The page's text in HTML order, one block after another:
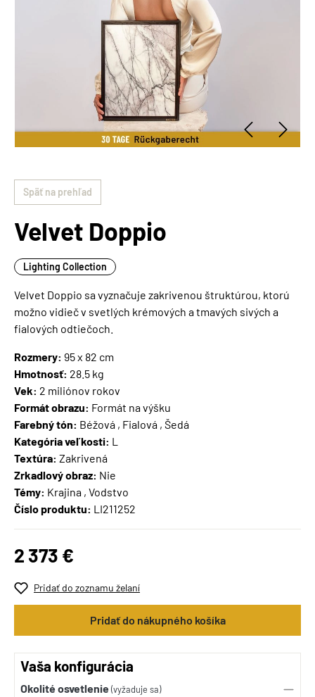
Späť na prehľad
Velvet Doppio
Lighting Collection
Velvet Doppio sa vyznačuje zakrivenou štruktúrou, ktorú
možno vidieč v svetlých krémových a tmavých sivých a
fialových odtiečoch.
Rozmery: 95 x 82 cm
Hmotnosť: 28.5 kg
Vek: 2 miliónov rokov
Formát obrazu: Formát na výšku
Farebný tón: Béžová , Fialová , Šedá
Kategória veľkosti: L
Textúra: Zakrivená
Zrkadlový obraz: Nie
Témy: Krajina , Vodstvo
Číslo produktu: LI211252
2 373 €
Pridať do zoznamu želaní
Pridať do nákupného košíka
Vaša konfigurácia
Okolité osvetlenie (vyžaduje sa)